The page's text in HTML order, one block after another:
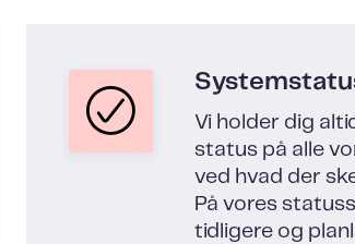
Vi holder dig
status på alle
ved hvad der
På vores
tidligere og